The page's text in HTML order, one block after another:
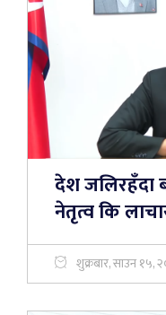
देश जलिरहँदा
नेतृत्व कि
शुक्रबार, साउन १५,